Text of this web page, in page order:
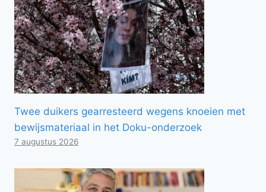
Twee duikers gearresteerd wegens knoeien met
bewijsmateriaal in het Doku-onderzoek
7 augustus 2026